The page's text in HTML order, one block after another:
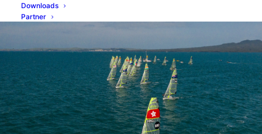
Downloads
Partner